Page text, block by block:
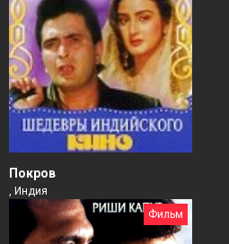
Покров
, Индия
Фильм